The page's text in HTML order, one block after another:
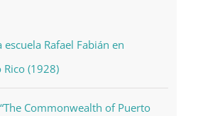
Rafael Fabián en
(1928)
Commonwealth of Puerto